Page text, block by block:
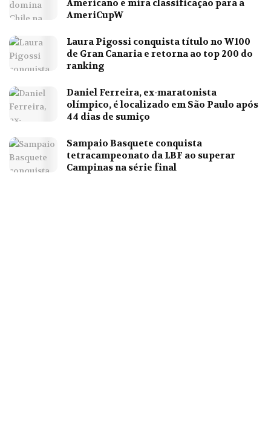
Americano e mira classificação para a
AmeriCupW
Laura Pigossi conquista título no W100
de Gran Canaria e retorna ao top 200 do
ranking
Daniel Ferreira, ex-maratonista
olímpico, é localizado em São Paulo após
44 dias de sumiço
Sampaio Basquete conquista
tetracampeonato da LBF ao superar
Campinas na série final